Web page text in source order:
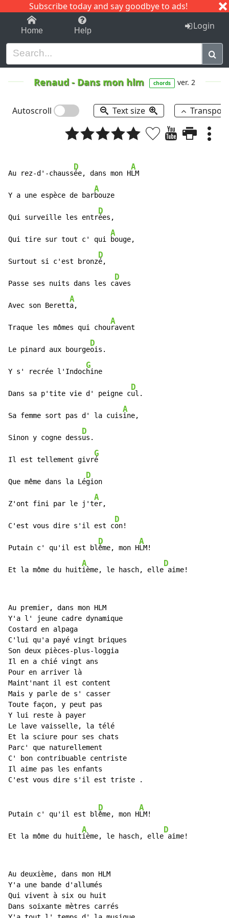
Subscribe today and say goodbye to ads!
1-9 C I J
Home Help Login
Renaud - Dans mon hlm chords ver. 2
Autoscroll Text size
Au rez-d'-chauss
D
ée, dans mon H
A
LM
Y a une espèce de bar
A
bouze
Qui surveille les entr
D
ées,
Qui tire sur tout c' qui
A
bouge,
Surtout si c'est bronz
D
é,
Passe ses nuits dans les c
D
aves
Avec son Berett
A
a,
Traque les mômes qui chou
A
ravent
Le pinard aux bourge
D
ois.
Y s' recrée l'Indoc
G
hine
Dans sa p'tite vie d' peigne c
D
ul.
Sa femme sort pas d' la cuis
A
ine,
Sinon y cogne dess
D
us.
Il est tellement givr
G
é
Que même dans la Lé
D
gion
Z'ont fini par le j't
A
er,
C'est vous dire s'il est c
D
on!
Putain c' qu'il est bl
D
ême, mon H
A
LM!
Et la môme du huit
A
ième, le hasch, elle
D
aime!
Au premier, dans mon HLM
Y'a l' jeune cadre dynamique
Costard en alpaga
C'lui qu'a payé vingt briques
Son deux pièces-plus-loggia
Il en a chié vingt ans
Pour en arriver là
Maint'nant il est content
Mais y parle de s' casser
Toute façon, y peut pas
Y lui reste à payer
Le lave vaisselle, la télé
Et la sciure pour ses chats
Parc' que naturellement
C' bon contribuable centriste
Il aime pas les enfants
C'est vous dire s'il est triste .
Putain c' qu'il est bl
D
ême, mon H
A
LM!
Et la môme du huit
A
ième, le hasch, elle
D
aime!
Au deuxième, dans mon HLM
Y'a une bande d'allumés
Qui vivent à six ou huit
Dans soixante mètres carrés